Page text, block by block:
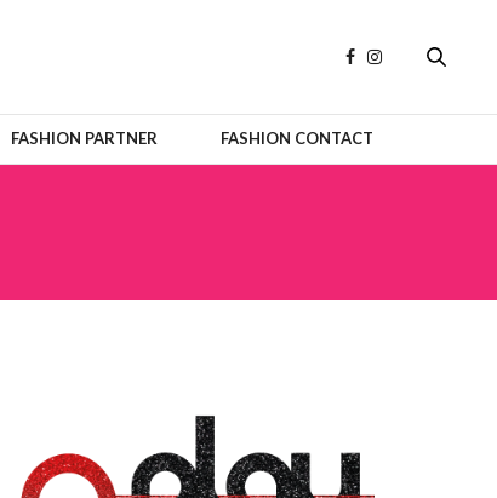
FASHION PARTNER FASHION CONTACT